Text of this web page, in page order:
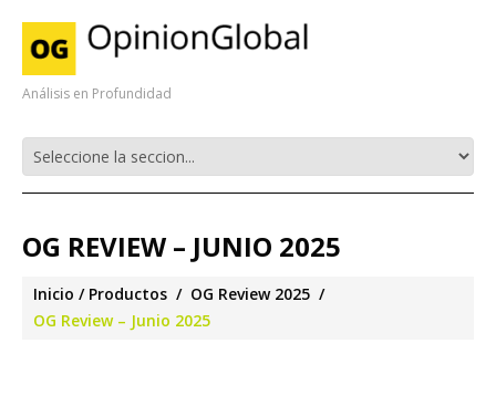
Análisis en Profundidad
OG REVIEW – JUNIO 2025
Inicio Productos
OG Review 2025
OG Review – Junio 2025